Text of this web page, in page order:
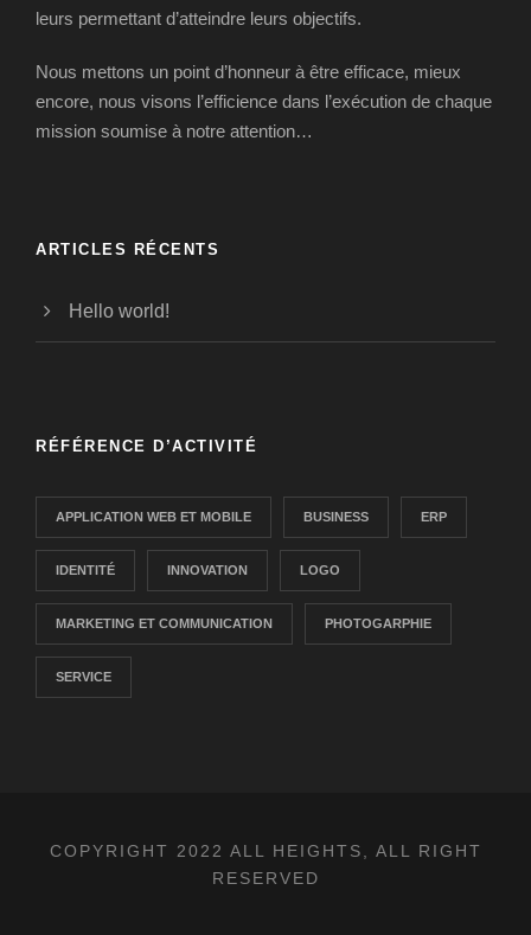
leurs permettant d’atteindre leurs objectifs.
Nous mettons un point d’honneur à être efficace, mieux
encore, nous visons l’efficience dans l’exécution de chaque
mission soumise à notre attention…
ARTICLES RÉCENTS
Hello world!
RÉFÉRENCE D’ACTIVITÉ
APPLICATION WEB ET MOBILE BUSINESS ERP
IDENTITÉ INNOVATION LOGO
MARKETING ET COMMUNICATION PHOTOGARPHIE
SERVICE
COPYRIGHT 2022 ALL HEIGHTS, ALL RIGHT
RESERVED